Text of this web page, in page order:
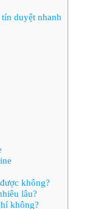
duyệt nhanh
không?
lâu?
không?